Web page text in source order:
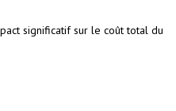
significatif sur le coût total du